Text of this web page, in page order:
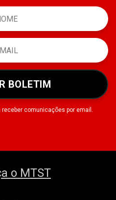
BOLETIM
comunicações por email.
o MTST